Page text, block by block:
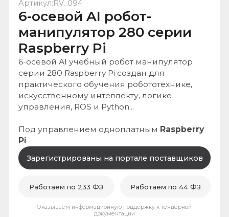
серии 280 Raspberry Pi создан для
практического обучения робототехнике,
искусственному интеллекту, логике
управления, ROS и Python...
Под управлением одноплатным
Pi
Зарегистрированы на портале поставщиков
Работаем по 44 ФЗ
Работаем по 233 ФЗ
Цена:
399000₽420500
В корзину